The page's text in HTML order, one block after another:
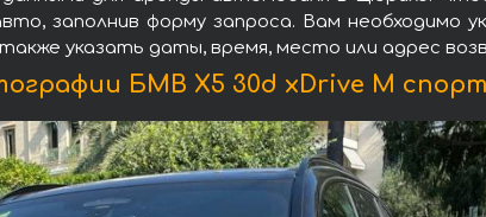
заполнив форму запроса. Вам
указать даты, время, место или адрес
БМВ X5 30d xDrive M